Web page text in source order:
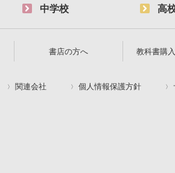
中学校 高
書店の方へ 教科書購
関連会社 個人情報保護方針